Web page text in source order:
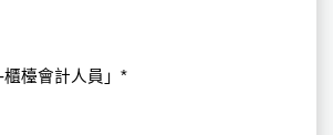
檯會計人員」*